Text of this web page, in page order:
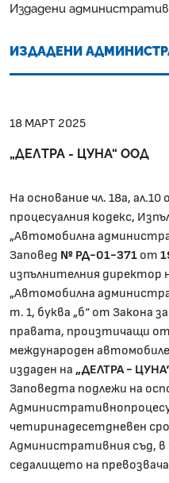
Издадени
ИЗДАДЕНИ
18 МАРТ 2025
„ДЕЛТРА - ЦУНА“ ООД
На основание чл. 18а,
процесуалния кодекс,
„Автомобилна
Заповед № РД-01-371 от
изпълнителния директор
„Автомобилна
т. 1, буква „б“ от Закона
правата, произтичащи
международен
издаден на „ДЕЛТРА -
Заповедта подлежи на
четиринадесетдневен
Административния съд, в
седалището на